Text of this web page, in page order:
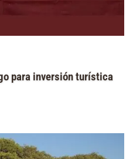
para inversión turística